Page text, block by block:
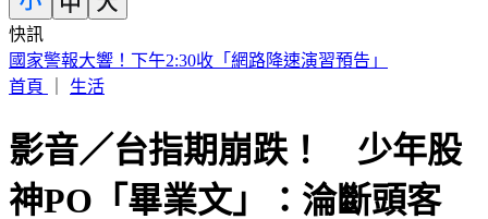
快訊
快訊／小刀證實離婚！「台玻駙馬」身分驚早已成過去式
首頁
生活
影音／台指期崩跌！ 少年股
神PO「畢業文」：淪斷頭客